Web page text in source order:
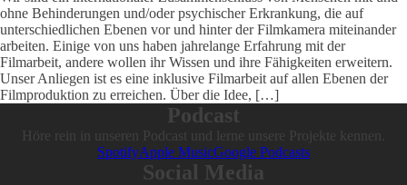
ohne Behinderungen und/oder psychischer Erkrankung, die auf
unterschiedlichen Ebenen vor und hinter der Filmkamera miteinander
arbeiten. Einige von uns haben jahrelange Erfahrung mit der
Filmarbeit, andere wollen ihr Wissen und ihre Fähigkeiten erweitern.
Unser Anliegen ist es eine inklusive Filmarbeit auf allen Ebenen der
Filmproduktion zu erreichen. Über die Idee, […]
Podcast
Höre rein in unseren Podcast und lerne unsere Projekte kennen.
SpotifyApple MusicGoogle Podcasts
Social Media